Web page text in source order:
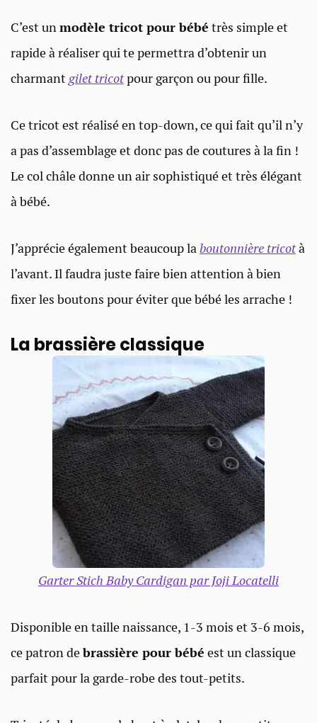
C’est unmodèle tricot pour bébé très simple et
rapide à réaliser qui te permettra d’obtenir un
charmant gilet tricotpour garçon ou pour fille.
Ce tricot est réalisé en top-down, ce qui fait qu’il n’y
a pas d’assemblage et donc pas de coutures à la fin !
Le col châle donne un air sophistiqué et très élégant
à bébé.
J’apprécie également beaucoup laboutonnière tricotà
l’avant. Il faudra juste faire bien attention à bien
fixer les boutons pour éviter que bébé les arrache !
La brassière classique
Garter Stich Baby Cardigan par Joji Locatelli
Disponible en taille naissance, 1-3 mois et 3-6 mois,
ce patron debrassière pour bébé est un classique
parfait pour la garde-robe des tout-petits.